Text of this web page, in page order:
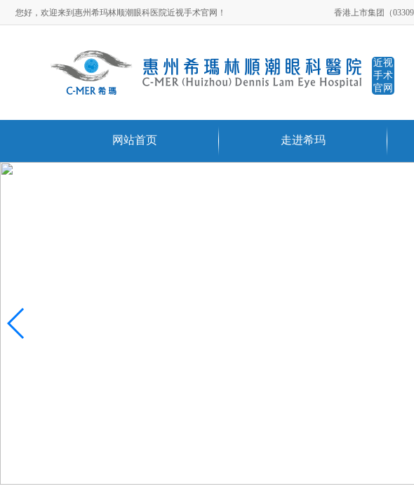
您好，欢迎来到惠州希玛林顺潮眼科医院近视手术官网！ 香港上市集团（
近视
手术
官网
网站首页 走进希玛